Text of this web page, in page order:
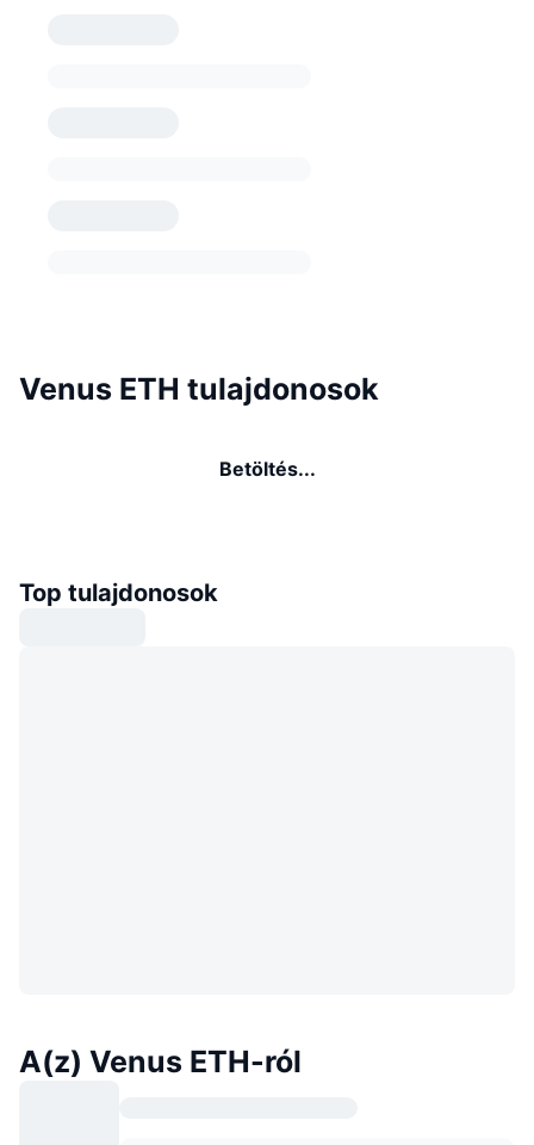
Venus ETH tulajdonosok
Betöltés...
Top tulajdonosok
A(z) Venus ETH-ról